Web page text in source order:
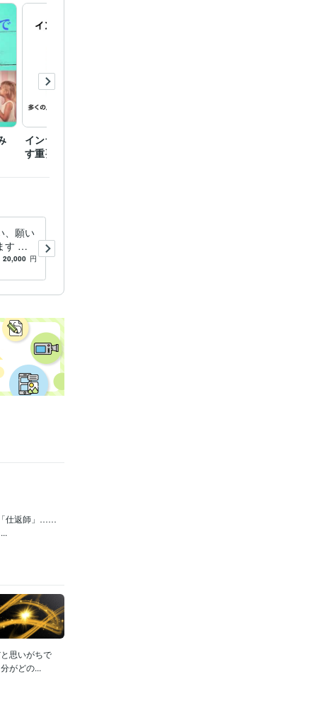
インナーチャイルドを癒
す重要性
、願い
す 現
したの
20,000 円
仕返師」……
思いがちで
がどの...